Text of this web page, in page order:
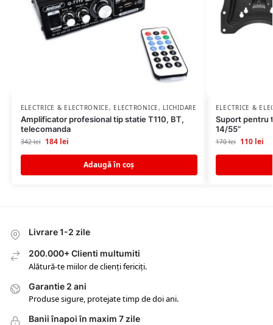
ELECTRICE & ELECTRONICE, ELECTRONICE, LICHIDARE STOC
Amplificator profesional tip statie T110, BT,
telecomanda
342lei 184 lei
Adaugă în coș
ELECTRICE &
Suport pentru
14/55”
170lei 110 lei
Livrare 1-2 zile
200.000+ Clienti multumiti
Alătură-te miilor de clienți fericiți.
Garantie 2 ani
Produse sigure, protejate timp de doi ani.
Banii înapoi în maxim 7 zile